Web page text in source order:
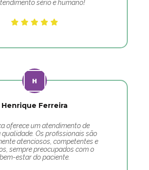
sério e humano!
Henrique Ferreira
oferece um atendimento de
Os profissionais são
atenciosos, competentes e
sempre preocupados com o
bem-estar do paciente.